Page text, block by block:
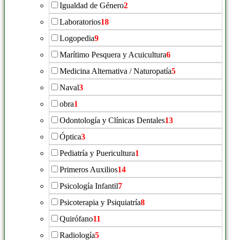
Igualdad de Género2
Laboratorios18
Logopedia9
Marítimo Pesquera y Acuicultura6
Medicina Alternativa / Naturopatía5
Naval3
obra1
Odontología y Clínicas Dentales13
Óptica3
Pediatría y Puericultura1
Primeros Auxilios14
Psicología Infantil7
Psicoterapia y Psiquiatría8
Quirófano11
Radiología5